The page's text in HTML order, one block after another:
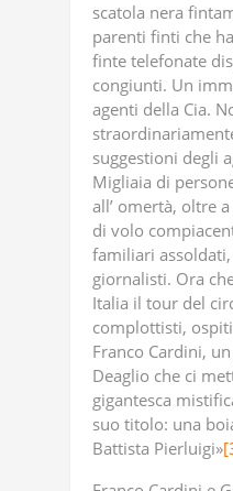
scatola nera
parenti finti che
finte telefonate
congiunti. Un
agenti della Cia.
suggestioni degli
Migliaia di
all’ omertà, oltre
di volo
familiari
giornalisti. Ora
Italia il tour del
complottisti,
Franco Cardini,
Deaglio che ci
gigantesca
suo titolo: una
Battista Pierluigi»